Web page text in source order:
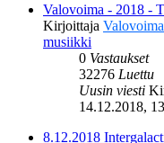
Valovoima - 2018 -
Kirjoittaja Valovoima
musiikki
0 Vastaukset
32276 Luettu
Uusin viesti
14.12.2018,
8.12.2018